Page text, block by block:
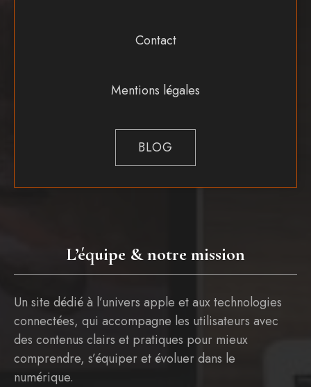
L’équipe & notre mission
Un site dédié à l’univers apple et aux technologies
connectées, qui accompagne les utilisateurs avec
des contenus clairs et pratiques pour mieux
comprendre, s’équiper et évoluer dans le
numérique.
Contact
Mentions légales
BLOG